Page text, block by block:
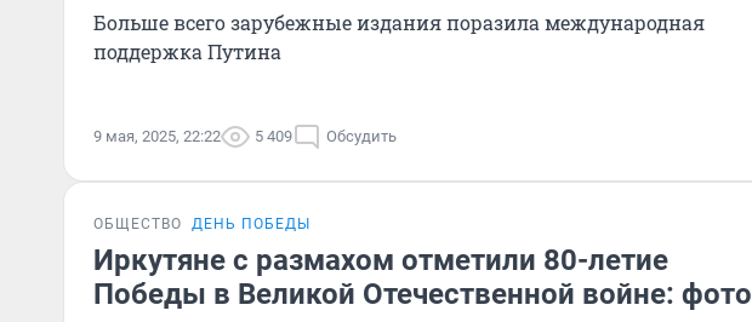
Больше всего зарубежные издания поразила международная
поддержка Путина
9 мая, 2025, 22:22 5 409 Обсудить
ОБЩЕСТВО ДЕНЬ ПОБЕДЫ
Иркутяне с размахом отметили 80-летие
Победы в Великой Отечественной войне: фото